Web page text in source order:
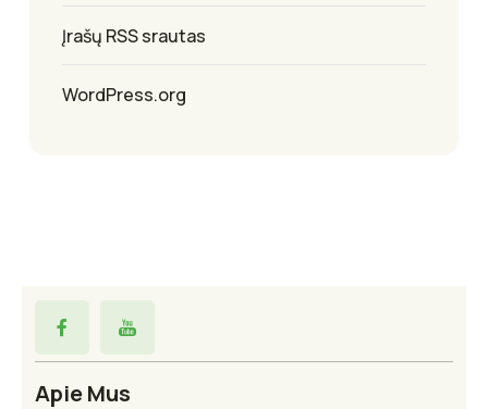
Įrašų RSS srautas
WordPress.org
Apie Mus